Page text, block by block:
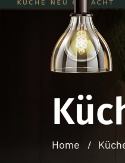
Home